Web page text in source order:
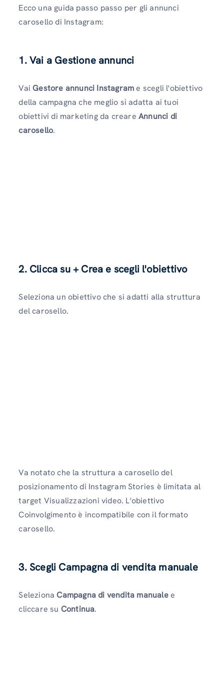
Ecco una guida passo passo per gli annunci
carosello di Instagram:
1. Vai a Gestione annunci
VaiGestore annunci Instagrame scegli l'obiettivo
della campagna che meglio si adatta ai tuoi
obiettivi di marketing da creare Annunci di
carosello.
2. Clicca su + Crea e scegli l'obiettivo
Seleziona un obiettivo che si adatti alla struttura
del carosello.
Va notato che la struttura a carosello del
posizionamento di Instagram Stories è limitata al
target Visualizzazioni video. L'obiettivo
Coinvolgimento è incompatibile con il formato
carosello.
3. Scegli Campagna di vendita manuale
SelezionaCampagna di vendita manualee
cliccare su Continua.